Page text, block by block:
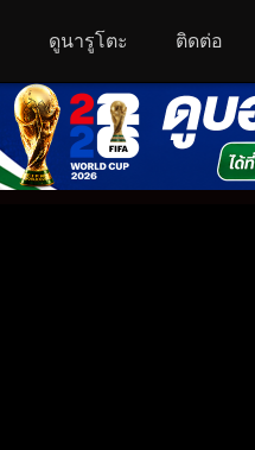
ดูนารูโตะ ติดต่อ